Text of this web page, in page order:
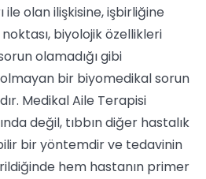
ile olan ilişkisine, işbirliğine
noktası, biyolojik özellikleri
olamadığı gibi
bir biyomedikal sorun
Medikal Aile Terapisi
değil, tıbbın diğer hastalık
bir yöntemdir ve tedavinin
hem hastanın primer